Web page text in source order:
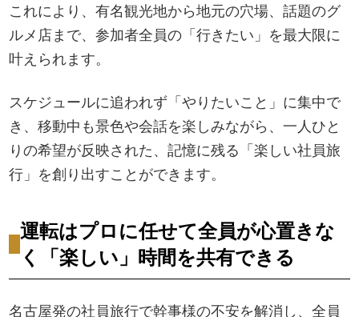
これにより、有名観光地から地元の穴場、話題のグ
ルメ店まで、参加者全員の「行きたい」を最大限に
叶えられます。
スケジュールに追われず「やりたいこと」に集中で
き、移動中も景色や会話を楽しみながら、一人ひと
りの希望が反映された、記憶に残る「楽しい社員旅
行」を創り出すことができます。
運転はプロに任せて全員が心置きな
く「楽しい」時間を共有できる
名古屋発の社員旅行で幹事様の不安を解消し、全員